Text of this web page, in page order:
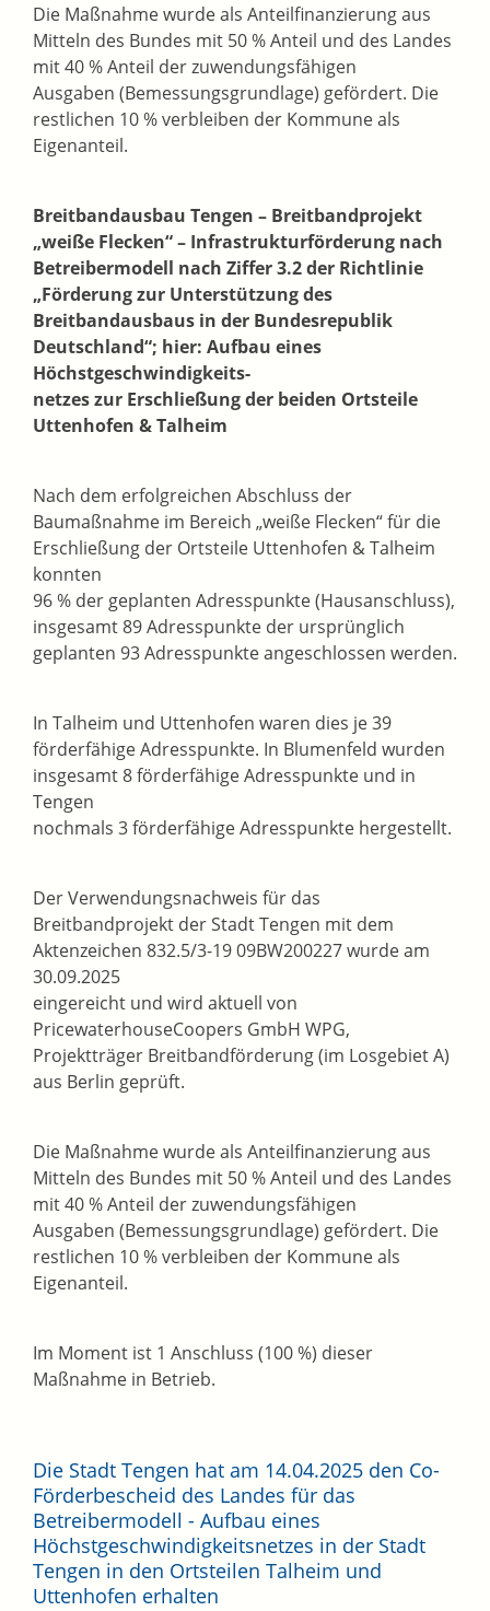
Die Maßnahme wurde als Anteilfinanzierung aus
Mitteln des Bundes mit 50 % Anteil und des Landes
mit 40 % Anteil der zuwendungsfähigen
Ausgaben (Bemessungsgrundlage) gefördert. Die
restlichen 10 % verbleiben der Kommune als
Eigenanteil.
Breitbandausbau Tengen – Breitbandprojekt
„weiße Flecken“ – Infrastrukturförderung nach
Betreibermodell nach Ziffer 3.2 der Richtlinie
„Förderung zur Unterstützungdes
Breitbandausbaus in der Bundesrepublik
Deutschland“; hier: Aufbau eines
Höchstgeschwindigkeits-
netzes zur Erschließung der beiden Ortsteile
Uttenhofen & Talheim
Nach dem erfolgreichen Abschluss der
Baumaßnahme im Bereich „weiße Flecken“ für die
Erschließung der Ortsteile Uttenhofen & Talheim
konnten
96 % der geplanten Adresspunkte (Hausanschluss),
insgesamt 89 Adresspunkte der ursprünglich
geplanten 93 Adresspunkte angeschlossen werden.
In Talheim und Uttenhofen waren dies je 39
förderfähige Adresspunkte. In Blumenfeld wurden
insgesamt 8 förderfähige Adresspunkte und in
Tengen
nochmals 3 förderfähige Adresspunkte hergestellt.
Der Verwendungsnachweis für das
Breitbandprojekt der Stadt Tengen mit dem
Aktenzeichen 832.5/3-19 09BW200227 wurde am
30.09.2025
eingereicht und wird aktuell von
PricewaterhouseCoopers GmbH WPG,
Projektträger Breitbandförderung (im Losgebiet A)
aus Berlin geprüft.
Die Maßnahme wurde als Anteilfinanzierung aus
Mitteln des Bundes mit 50 % Anteil und des Landes
mit 40 % Anteil der zuwendungsfähigen
Ausgaben (Bemessungsgrundlage) gefördert. Die
restlichen 10 % verbleiben der Kommune als
Eigenanteil.
Im Moment ist 1 Anschluss (100 %) dieser
Maßnahme in Betrieb.
Die Stadt Tengen hat am 14.04.2025 den Co-
Förderbescheid des Landes für das
Betreibermodell - Aufbau eines
Höchstgeschwindigkeitsnetzes in der Stadt
Tengen in den Ortsteilen Talheim und
Uttenhofen erhalten